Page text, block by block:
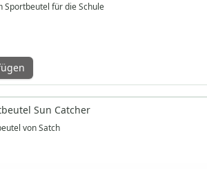
Sportbeutel für die Schule
Sun Catcher
von Satch